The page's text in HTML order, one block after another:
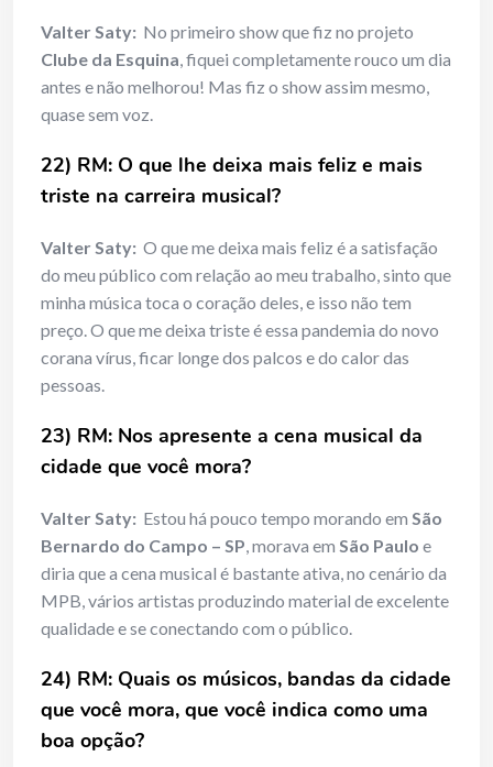
Valter Saty: No primeiro show que fiz no projeto
Clube da Esquina, fiquei completamente rouco um dia
antes e não melhorou! Mas fiz o show assim mesmo,
quase sem voz.
22) RM: O que lhe deixa mais feliz e mais
triste na carreira musical?
Valter Saty: O que me deixa mais feliz é a satisfação
do meu público com relação ao meu trabalho, sinto que
minha música toca o coração deles, e isso não tem
preço. O que me deixa triste é essa pandemia do novo
corana vírus, ficar longe dos palcos e do calor das
pessoas.
23) RM: Nos apresente a cena musical da
cidade que você mora?
Valter Saty: Estou há pouco tempo morando em São
Bernardo do Campo – SP, morava em São Paulo e
diria que a cena musical é bastante ativa, no cenário da
MPB, vários artistas produzindo material de excelente
qualidade e se conectando com o público.
24) RM: Quais os músicos, bandas da cidade
que você mora, que você indica como uma
boa opção?